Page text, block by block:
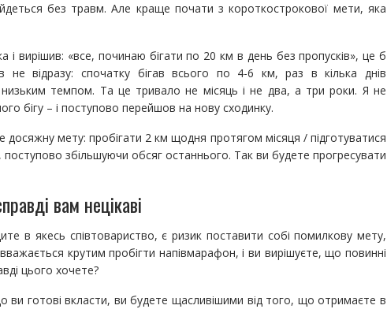
без травм. Але краще почати з короткострокової мети, яка
вирішив: «все, починаю бігати по 20 км в день без пропусків», це б
не відразу: спочатку бігав всього по 4-6 км, раз в кілька днів
темпом. Та це тривало не місяць і не два, а три роки. Я не
бігу – і поступово перейшов на нову сходинку.
досяжну мету: пробігати 2 км щодня протягом місяця / підготуватися
поступово збільшуючи обсяг останнього. Так ви будете прогресувати
вам нецікаві
в якесь співтовариство, є ризик поставити собі помилкову мету,
крутим пробігти напівмарафон, і ви вирішуєте, що повинні
цього хочете?
готові вкласти, ви будете щасливішими від того, що отримаєте в